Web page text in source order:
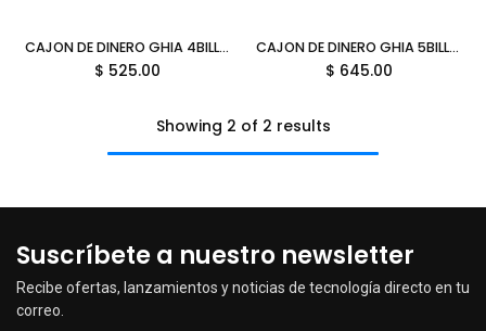
CAJON DE DINERO GHIA 4BILL 8MON GCD481 NEGRO ACERO RJ11 GARANTIA DIRECTO CON FABRICANTE
$ 525.00
CAJON DE DINERO GHIA 5BILL 8MON GCD581 NEGRO ACERO RJ11 GARANTIA DIRECTO CON FABRICANTE
$ 645.00
Showing 2 of 2 results
Suscríbete a nuestro newsletter
Recibe ofertas, lanzamientos y noticias de tecnología directo en tu
correo.